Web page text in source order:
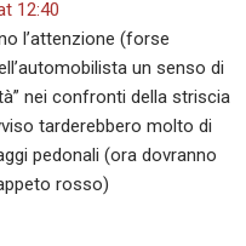
12:40
l’attenzione (forse
un senso di
nei confronti della striscia
tarderebbero molto di
pedonali (ora dovranno
rosso)